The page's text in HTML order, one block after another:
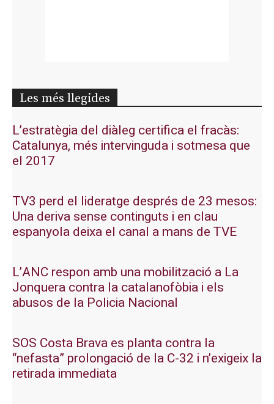
Les més llegides
L’estratègia del diàleg certifica el fracàs:
Catalunya, més intervinguda i sotmesa que
el 2017
TV3 perd el lideratge després de 23 mesos:
Una deriva sense continguts i en clau
espanyola deixa el canal a mans de TVE
L’ANC respon amb una mobilització a La
Jonquera contra la catalanofòbia i els
abusos de la Policia Nacional
SOS Costa Brava es planta contra la
“nefasta” prolongació de la C-32 i n’exigeix la
retirada immediata